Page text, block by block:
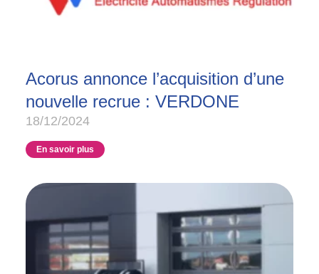
Acorus annonce l’acquisition d’une
nouvelle recrue : VERDONE
18/12/2024
En savoir plus